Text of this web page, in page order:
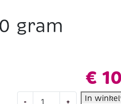
gram
€
- + In